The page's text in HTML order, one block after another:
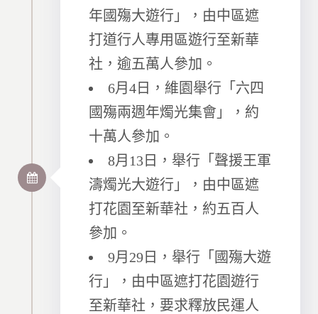
年國殤大遊行」，由中區遮
打道行人專用區遊行至新華
社，逾五萬人參加。
6月4日，維園舉行「六四
國殤兩週年燭光集會」，約
十萬人參加。
8月13日，舉行「聲援王軍
濤燭光大遊行」，由中區遮
打花園至新華社，約五百人
參加。
9月29日，舉行「國殤大遊
行」，由中區遮打花園遊行
至新華社，要求釋放民運人